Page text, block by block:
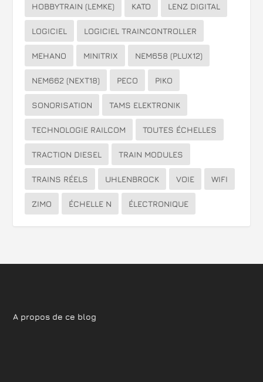
HOBBYTRAIN (LEMKE) KATO LENZ DIGITAL
LOGICIEL LOGICIEL TRAINCONTROLLER
MEHANO MINITRIX NEM658 (PLUX12)
NEM662 (NEXT18) PECO PIKO
SONORISATION TAMS ELEKTRONIK
TECHNOLOGIE RAILCOM TOUTES ÉCHELLES
TRACTION DIESEL TRAIN MODULES
TRAINS RÉELS UHLENBROCK VOIE WIFI
ZIMO ÉCHELLE N ÉLECTRONIQUE
A propos de ce blog